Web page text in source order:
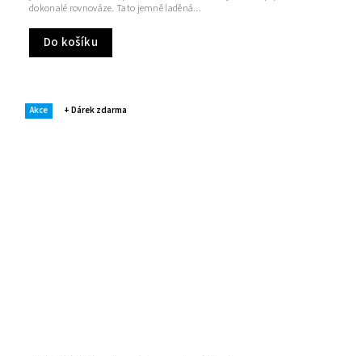
Do košíku
dokonalé rovnováze. Tato jemně laděná...
Akce + Dárek zdarma